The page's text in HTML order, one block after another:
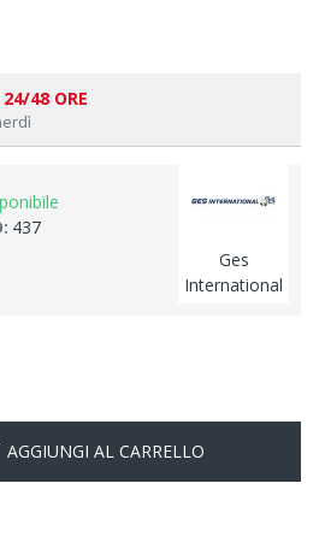
48 ORE
437
Ges
International
AGGIUNGI AL CARRELLO